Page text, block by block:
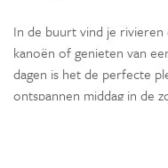
In de buurt vind je
kanoën of genieten van
dagen is het de perfecte
ontspannen middag in de